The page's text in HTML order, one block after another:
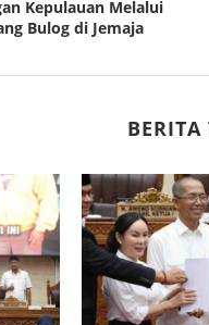
Kepulauan Melalui
Bulog di Jemaja
BERITA